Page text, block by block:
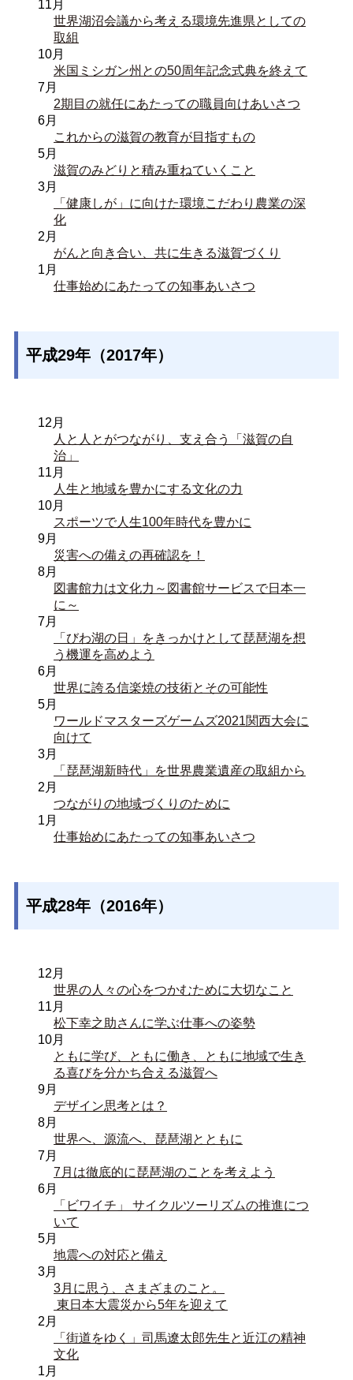
11月
世界湖沼会議から考える環境先進県としての
取組
10月
米国ミシガン州との50周年記念式典を終えて
7月
2期目の就任にあたっての職員向けあいさつ
6月
これからの滋賀の教育が目指すもの
5月
滋賀のみどりと積み重ねていくこと
3月
「健康しが」に向けた環境こだわり農業の深
化
2月
がんと向き合い、共に生きる滋賀づくり
1月
仕事始めにあたっての知事あいさつ
平成29年（2017年）
12月
人と人とがつながり、支え合う「滋賀の自
治」
11月
人生と地域を豊かにする文化の力
10月
スポーツで人生100年時代を豊かに
9月
災害への備えの再確認を！
8月
図書館力は文化力～図書館サービスで日本一
に～
7月
「びわ湖の日」をきっかけとして琵琶湖を想
う機運を高めよう
6月
世界に誇る信楽焼の技術とその可能性
5月
ワールドマスターズゲームズ2021関西大会に
向けて
3月
「琵琶湖新時代」を世界農業遺産の取組から
2月
つながりの地域づくりのために
1月
仕事始めにあたっての知事あいさつ
平成28年（2016年）
12月
世界の人々の心をつかむために大切なこと
11月
松下幸之助さんに学ぶ仕事への姿勢
10月
ともに学び、ともに働き、ともに地域で生き
る喜びを分かち合える滋賀へ
9月
デザイン思考とは？
8月
世界へ、源流へ、琵琶湖とともに
7月
7月は徹底的に琵琶湖のことを考えよう
6月
「ビワイチ」 サイクルツーリズムの推進につ
いて
5月
地震への対応と備え
3月
3月に思う、さまざまのこと。
東日本大震災から5年を迎えて
2月
「街道をゆく」司馬遼太郎先生と近江の精神
文化
1月